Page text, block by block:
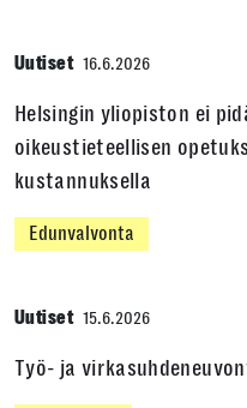
Uutiset 16.6.2026
Helsingin yliopiston ei
oikeustieteellisen
kustannuksella
Edunvalvonta
Uutiset 15.6.2026
Työ- ja